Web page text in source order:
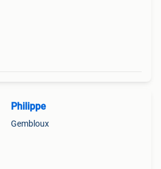
Philippe
Gembloux